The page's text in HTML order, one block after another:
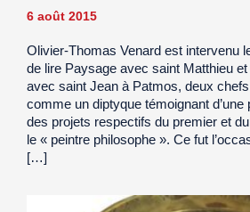
6 août 2015
Olivier-Thomas Venard est intervenu
de lire Paysage avec saint Matthieu et
avec saint Jean à Patmos, deux chefs
comme un diptyque témoignant d’une
des projets respectifs du premier et
le « peintre philosophe ». Ce fut
[…]